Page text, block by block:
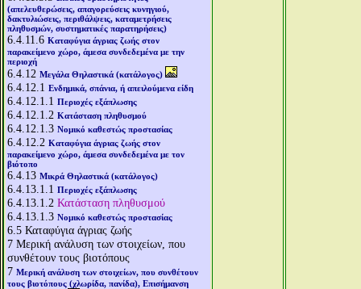
(απελευθερώσεις, απαγορεύσεις κυνηγιού,
δακτυλιώσεις, περιθάλψεις, καταμετρήσεις
πληθυσμών, συστηματικές παρατηρήσεις)
6.4.11.6 Καταφύγια άγριας ζωής στον
παρακείμενο χώρο, άμεσα συνδεδεμένα με την
περιοχή
6.4.12 Μεγάλα Θηλαστικά (κατάλογος)
6.4.12.1 Ενδημικά, σπάνια, ή απειλούμενα είδη
6.4.12.1.1 Περιοχές εξάπλωσης
6.4.12.1.2 Κατάσταση πληθυσμού
6.4.12.1.3 Νομικό καθεστώς προστασίας
6.4.12.2 Καταφύγια άγριας ζωής στον
παρακείμενο χώρο, άμεσα συνδεδεμένα με τον
βιότοπο
6.4.13 Μικρά Θηλαστικά (κατάλογος)
6.4.13.1.1 Περιοχές εξάπλωσης
6.4.13.1.2 Κατάσταση πληθυσμού
6.4.13.1.3 Νομικό καθεστώς προστασίας
6.5 Καταφύγια άγριας ζωής
7 Μερική ανάλυση των στοιχείων, που
συνθέτουν τους βιοτόπους
7 Μερική ανάλυση των στοιχείων, που συνθέτουν
τους βιοτόπους (χλωρίδα, πανίδα), Επισήμανση